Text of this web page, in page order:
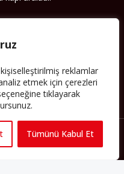
reklamlar
etmek için çerezleri
tıklayarak
Tümünü Kabul Et
TAKIP EDEBILIRSINIZ